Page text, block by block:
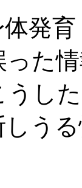
発
った
うし
う